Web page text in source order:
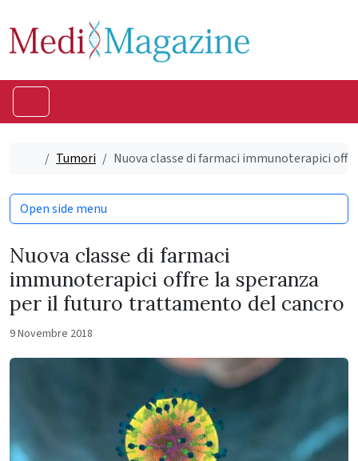
HomeTumori Nuova classe di farmaci immunoterapici
Nuova classe di farmaci
immunoterapici offre la speranza
per il futuro trattamento del cancro
9 Novembre 2018
Open side menu